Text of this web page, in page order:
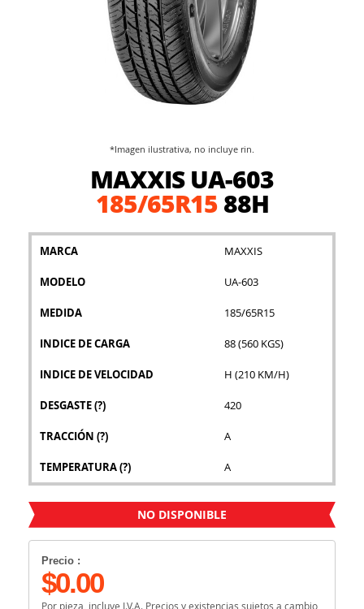
MAXXIS UA-603
185/65R1588H
MARCA MAXXIS
MODELO UA-603
MEDIDA 185/65R15
INDICE DE CARGA 88 (560 KGS)
INDICE DE VELOCIDAD H (210 KM/H)
DESGASTE(?) 420
TRACCIÓN (?) A
TEMPERATURA(?) A
NO DISPONIBLE
Precio :
$0.00
Por pieza, incluye I.V.A. Precios y existencias sujetos a cambio
*Imagen ilustrativa, no incluye rin.
galería
imágenes